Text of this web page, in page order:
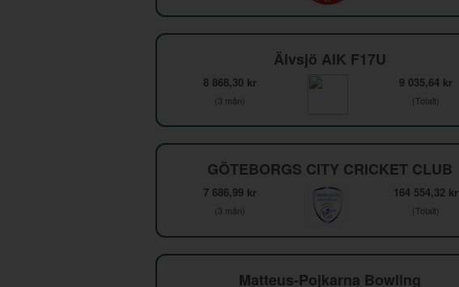
Älvsjö AIK F17U
8 868,30 kr
(3 mån)
9 035,64 kr
(Totalt)
GÖTEBORGS CITY CRICKET CLUB
7 686,99 kr
(3 mån)
164 554,32 kr
(Totalt)
Matteus-Pojkarna Bowling